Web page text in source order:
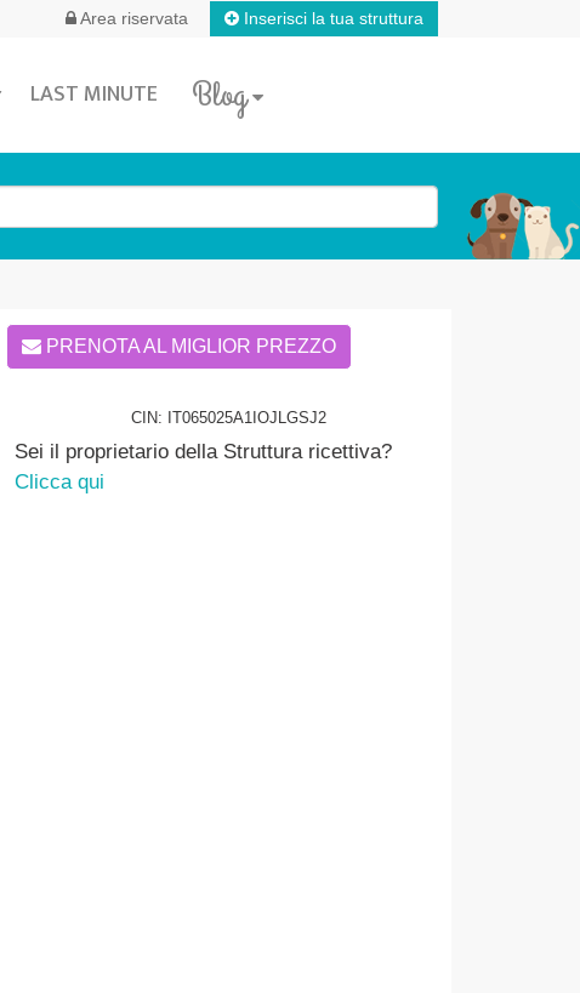
Area riservata Inserisci la tua struttura
LAST MINUTE Blog
PRENOTA AL MIGLIOR PREZZO
CIN: IT065025A1IOJLGSJ2
Sei il proprietario della Struttura ricettiva?
Clicca qui